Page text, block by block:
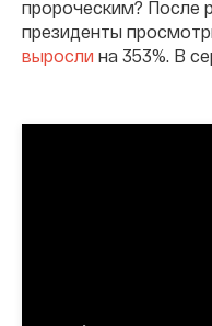
пророческим? После
президенты
выросли на 353%. В